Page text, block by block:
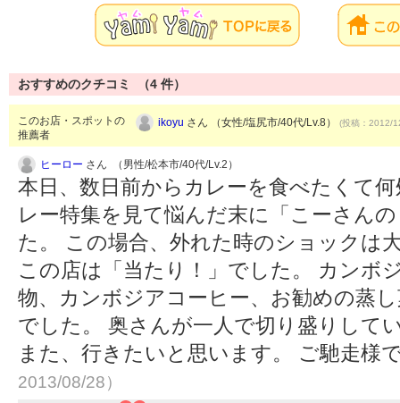
おすすめのクチコミ （4 件）
このお店・スポットの
推薦者
ikoyu さん （女性/塩尻市/40代/Lv.8） (投稿：2012/
ヒーロー さん （男性/松本市/40代/Lv.2）
本日、数日前からカレーを食べたくて
レー特集を見て悩んだ末に「こーさん
た。 この場合、外れた時のショックは
この店は「当たり！」でした。 カンボ
物、カンボジアコーヒー、お勧めの蒸
でした。 奥さんが一人で切り盛りして
また、行きたいと思います。 ご馳走様
2013/08/28）